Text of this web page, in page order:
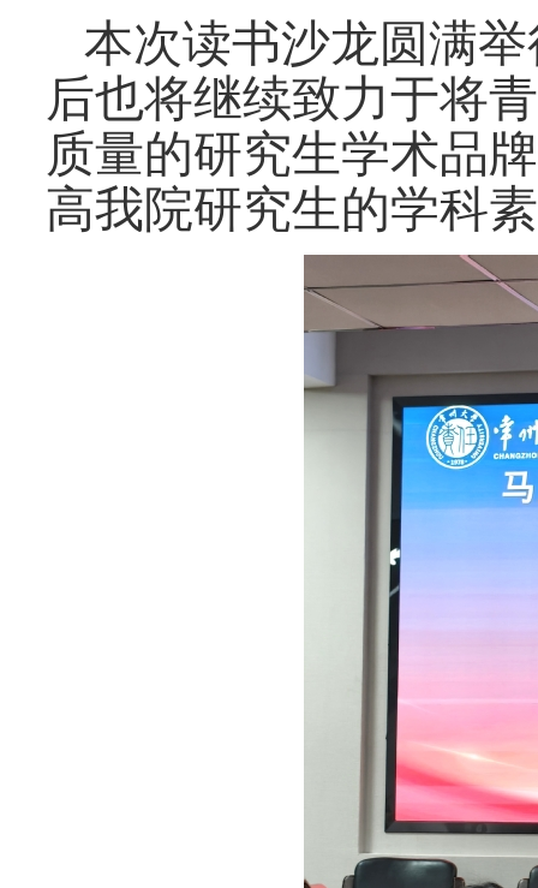
本次读书沙龙圆满
后也将继续致力于将
质量的研究生学术品
高我院研究生的学科